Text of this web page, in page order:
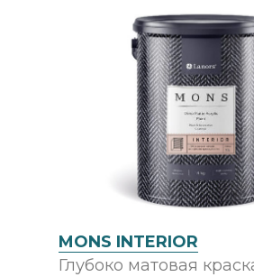
MONS INTERIOR
Глубоко матовая